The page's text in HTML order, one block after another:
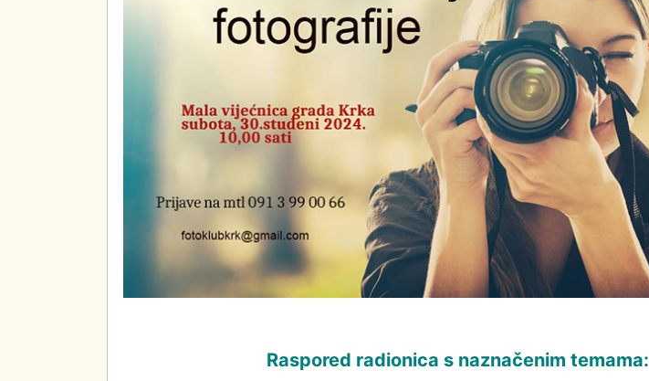
Raspored radionica s naznačenim temama: